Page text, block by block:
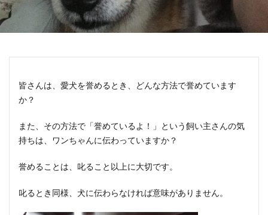
皆さんは、愛犬を誉めるとき、どんな方法で誉めています
か？
また、その方法で「誉めているよ！」という飼い主さんの気
持ちは、ワンちゃんに伝わっていますか？
誉めることは、叱ること以上に大切です。
叱るとき同様、犬に伝わらなければ意味がありません。